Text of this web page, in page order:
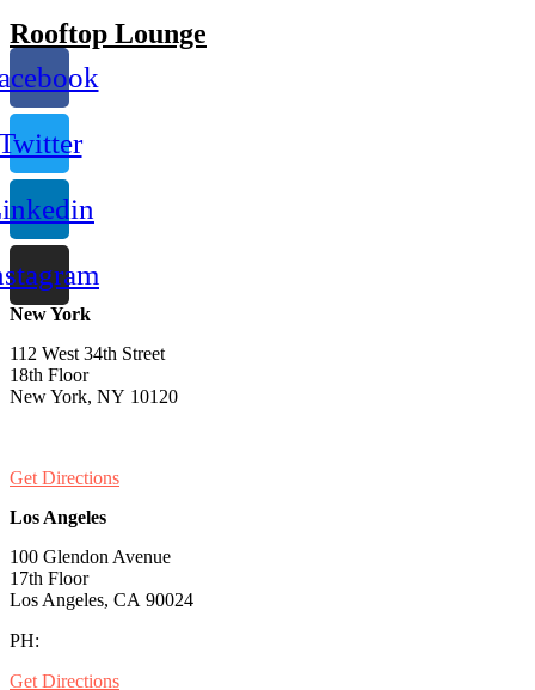
Rooftop Lounge
New York
112 West 34th Street
18th Floor
New York, NY 10120
Get Directions
Los Angeles
100 Glendon Avenue
17th Floor
Los Angeles, CA 90024
PH:
Get Directions